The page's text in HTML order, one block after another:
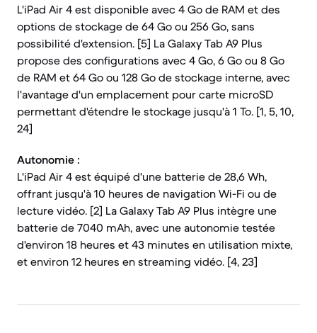
L'iPad Air 4 est disponible avec 4 Go de RAM et des
options de stockage de 64 Go ou 256 Go, sans
possibilité d'extension. [5] La Galaxy Tab A9 Plus
propose des configurations avec 4 Go, 6 Go ou 8 Go
de RAM et 64 Go ou 128 Go de stockage interne, avec
l'avantage d'un emplacement pour carte microSD
permettant d'étendre le stockage jusqu'à 1 To. [1, 5, 10,
24]
Autonomie :
L'iPad Air 4 est équipé d'une batterie de 28,6 Wh,
offrant jusqu'à 10 heures de navigation Wi-Fi ou de
lecture vidéo. [2] La Galaxy Tab A9 Plus intègre une
batterie de 7040 mAh, avec une autonomie testée
d'environ 18 heures et 43 minutes en utilisation mixte,
et environ 12 heures en streaming vidéo. [4, 23]